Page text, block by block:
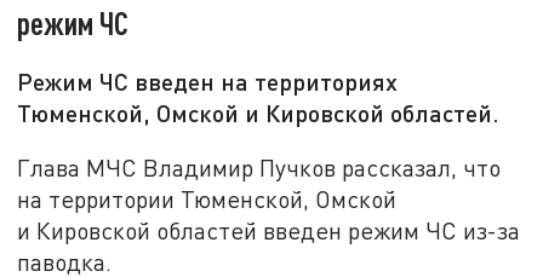
режим ЧС
Режим ЧС введен на территориях
Тюменской, Омской и Кировской областей.
Глава МЧС Владимир Пучков рассказал, что
на территории Тюменской, Омской
и Кировской областей введен режим ЧС из-за
паводка.